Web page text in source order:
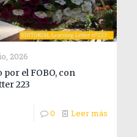
2026
por el FOBO, con
223
0 Leer más